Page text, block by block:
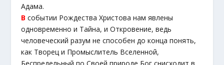
Адама.
В событии Рождества Христова нам явлены
одновременно и Тайна, и Откровение, ведь
человеческий разум не способен до конца понять,
как Творец и Промыслитель Вселенной,